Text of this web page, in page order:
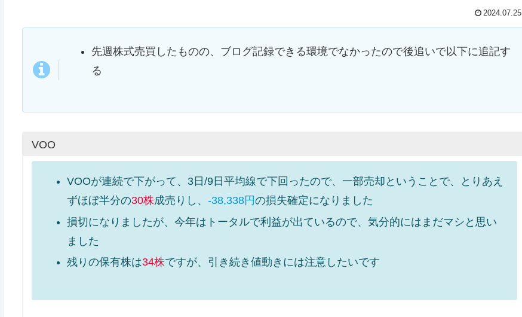
2024.07.25
先週株式売買したものの、ブログ記録できる環境でなかったので後追いで以下に追記す
る
VOO
VOOが連続で下がって、3日/9日平均線で下回ったので、一部売却ということで、とりあえ
ずほぼ半分の30株成売りし、 -38,338円の損失確定になりました
損切になりましたが、今年はトータルで利益が出ているので、気分的にはまだマシと思い
ました
残りの保有株は34株ですが、引き続き値動きには注意したいです